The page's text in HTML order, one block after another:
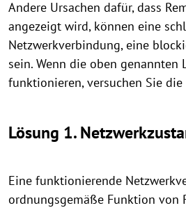
Andere Ursachen dafür, dass
angezeigt wird, können eine
Netzwerkverbindung, eine
sein. Wenn die oben genannten
funktionieren, versuchen Sie
Lösung 1.
Eine funktionierende
ordnungsgemäße Funktion von